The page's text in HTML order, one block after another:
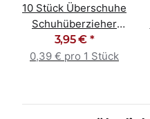
10 Stück Überschuhe
Schuhüberzieher
Überziehschuhe blau
3,95 € *
0,39 € pro 1 Stück